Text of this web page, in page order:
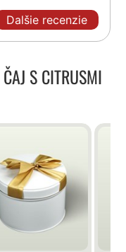
Dalšie recenzie
S CITRUSMI